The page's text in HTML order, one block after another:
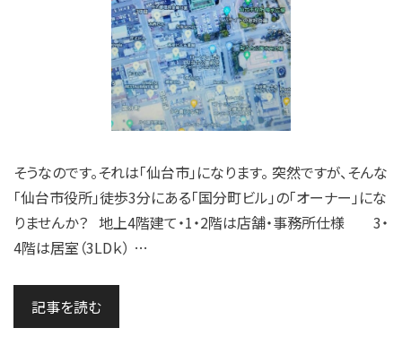
そうなのです。それは「仙台市」になります。 突然ですが、そんな
「仙台市役所」徒歩3分にある「国分町ビル」の「オーナー」にな
りませんか？ 地上4階建て・1・2階は店舗・事務所仕様 3・
4階は居室（3LDｋ） …
記事を読む